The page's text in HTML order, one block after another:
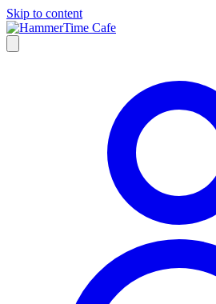
Skip to content